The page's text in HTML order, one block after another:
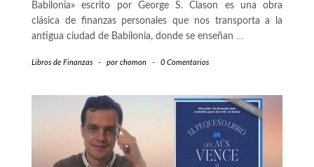
Babilonia» escrito por George S. Clason es una obra
clásica de finanzas personales que nos transporta a la
antigua ciudad de Babilonia, donde se enseñan …
Libros de Finanzas - por chomon - 0 Comentarios